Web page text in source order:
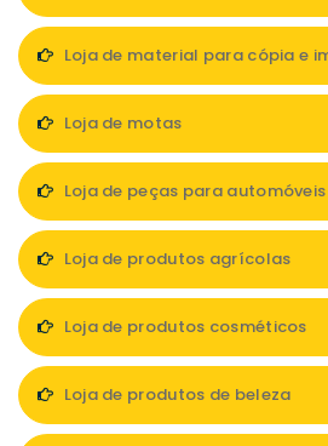
Loja de material para cópia e
Loja de motas
Loja de peças para automóveis
Loja de produtos agrícolas
Loja de produtos cosméticos
Loja de produtos de beleza